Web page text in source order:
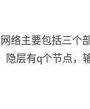
络主要包括三个
隐层有q个节点，